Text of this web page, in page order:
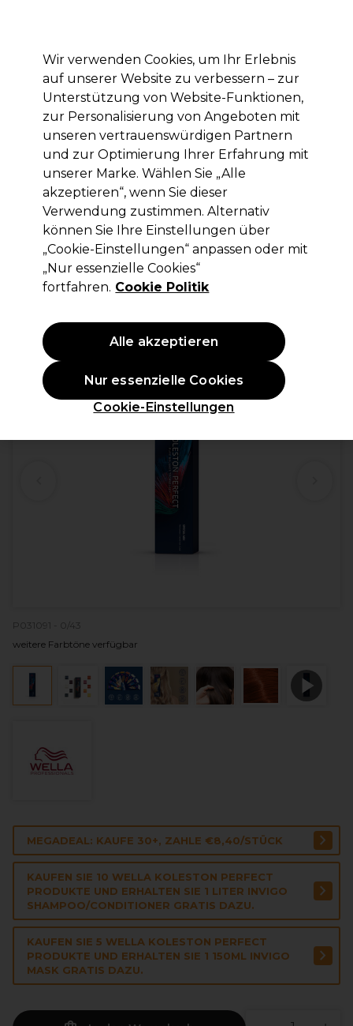
Anmelden
Marken Deals Haare Elektrogeräte Saloneinrichtung
Lieferung und Lieferzeiten
– mehr erfahren
Wella Professionals
Wella Professionals Koleston Perfect
Permanente Haarfarbe 0/43 60ml
(68)
12,60 € ohne MwSt. (PROFI-PREIS)
14,99 €inkl. MwSt.)| 21.00 € pro 100ml
ANGEBOT
P031091 - 0/43
weitere Farbtöne verfügbar
MEGADEAL: KAUFE 30+, ZAHLE €8,40/STÜCK
KAUFEN SIE 10 WELLA KOLESTON PERFECT
PRODUKTE UND ERHALTEN SIE 1 LITER INVIGO
SHAMPOO/CONDITIONER GRATIS DAZU.
KAUFEN SIE 5 WELLA KOLESTON PERFECT
PRODUKTE UND ERHALTEN SIE 1 150ML INVIGO
MASK GRATIS DAZU.
Wir verwenden Cookies, um Ihr Erlebnis
auf unserer Website zu verbessern – zur
Unterstützung von Website-Funktionen,
zur Personalisierung von Angeboten mit
unseren vertrauenswürdigen Partnern
und zur Optimierung Ihrer Erfahrung mit
unserer Marke. Wählen Sie „Alle
akzeptieren“, wenn Sie dieser
Verwendung zustimmen. Alternativ
können Sie Ihre Einstellungen über
„Cookie-Einstellungen“ anpassen oder mit
„Nur essenzielle Cookies“
fortfahren. Cookie Politik
Cookie-Einstellungen
Nur essenzielle Cookies
Alle akzeptieren